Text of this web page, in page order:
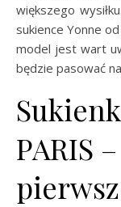
większego
sukience Yonne
model jest wart
będzie pasować
PARIS